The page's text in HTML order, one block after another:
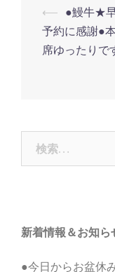
投
稿
ナ
シ
ョ
⟵ ●鰻牛★
予約に感謝●
席ゆったりで
新着情報＆お知ら
●今日からお盆休